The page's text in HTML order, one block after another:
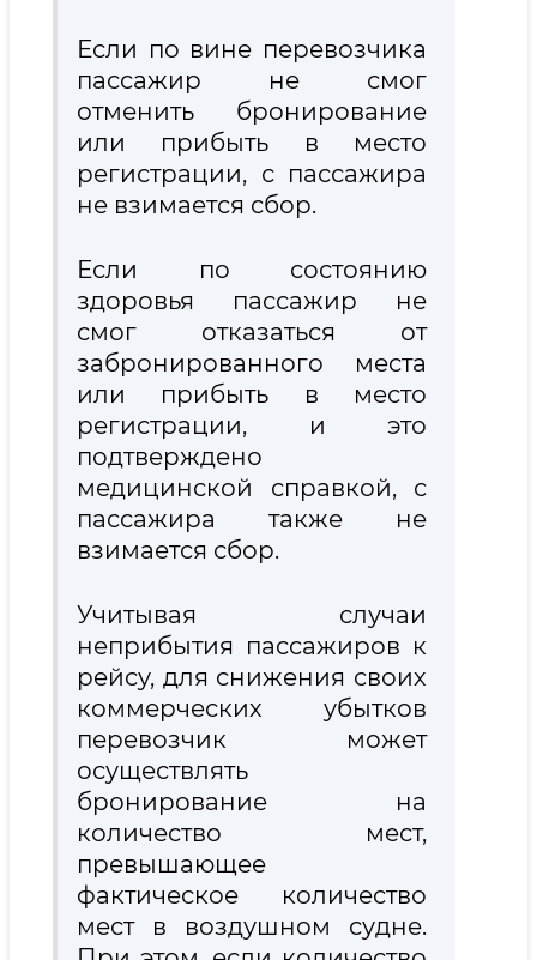
Если по вине перевозчика
пассажир не смог
отменить бронирование
или прибыть в место
регистрации, с пассажира
не взимается сбор.
Если по состоянию
здоровья пассажир не
смог отказаться от
забронированного места
или прибыть в место
регистрации, и это
подтверждено
медицинской справкой, с
пассажира также не
взимается сбор.
Учитывая случаи
неприбытия пассажиров к
рейсу, для снижения своих
коммерческих убытков
перевозчик может
осуществлять
бронирование на
количество мест,
превышающее
фактическое количество
мест в воздушном судне.